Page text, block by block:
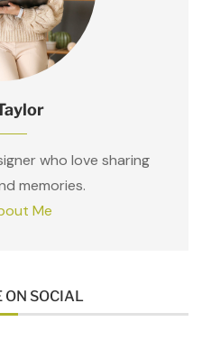
who love sharing
memories.
Me
ON SOCIAL